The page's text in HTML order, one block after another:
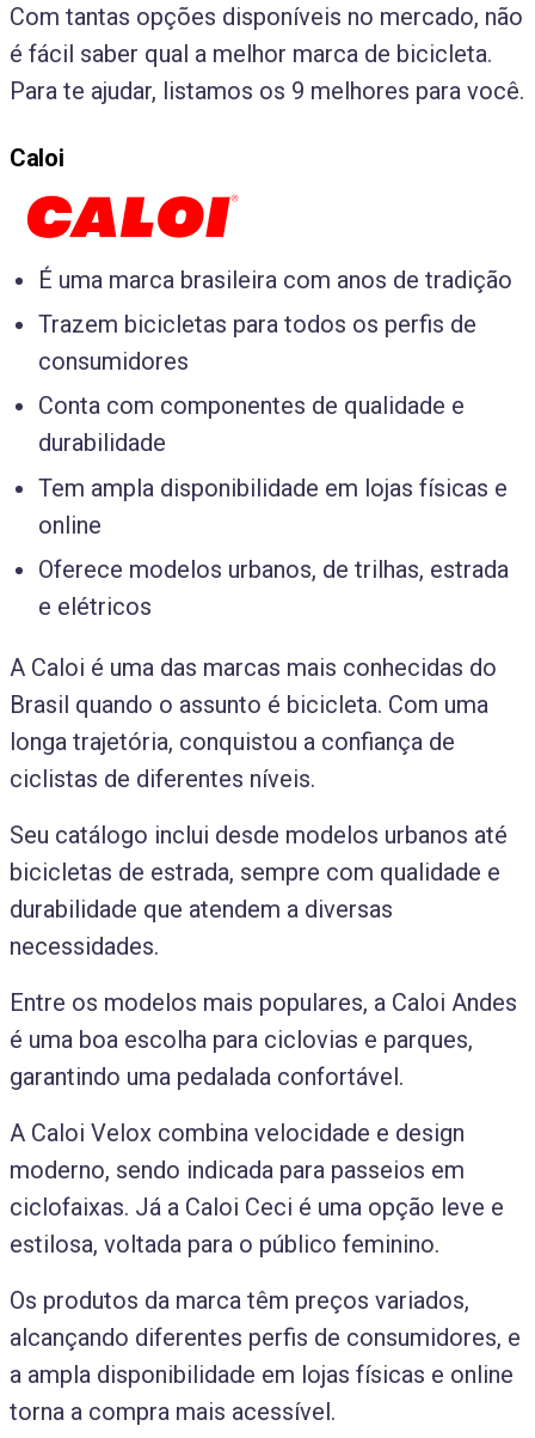
Com tantas opções disponíveis no mercado, não
é fácil saber qual a melhor marca de bicicleta.
Para te ajudar, listamos os 9 melhores para você.
Caloi
É uma marca brasileira com anos de tradição
Trazem bicicletas para todos os perfis de
consumidores
Conta com componentes de qualidade e
durabilidade
Tem ampla disponibilidade em lojas físicas e
online
Oferece modelos urbanos, de trilhas, estrada
e elétricos
A Caloi é uma das marcas mais conhecidas do
Brasil quando o assunto é bicicleta. Com uma
longa trajetória, conquistou a confiança de
ciclistas de diferentes níveis.
Seu catálogo inclui desde modelos urbanos até
bicicletas de estrada, sempre com qualidade e
durabilidade que atendem a diversas
necessidades.
Entre os modelos mais populares, a Caloi Andes
é uma boa escolha para ciclovias e parques,
garantindo uma pedalada confortável.
A Caloi Velox combina velocidade e design
moderno, sendo indicada para passeios em
ciclofaixas. Já a Caloi Ceci é uma opção leve e
estilosa, voltada para o público feminino.
Os produtos da marca têm preços variados,
alcançando diferentes perfis de consumidores, e
a ampla disponibilidade em lojas físicas e online
torna a compra mais acessível.